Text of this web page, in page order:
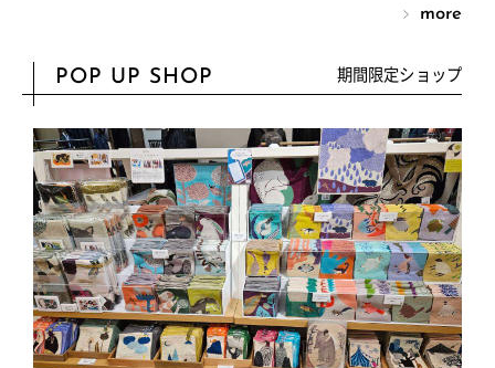
more
POP UP SHOP 期間限定ショップ